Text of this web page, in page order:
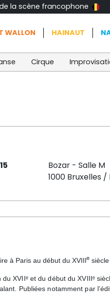
la scène francophone
WALLON HAINAUT
Cirque
Bozar - Salle M
1000 Bruxelles /
à Paris au début du XVIIIe siècle
XVIIᵉ et du début du XVIIIᵉ
Publiées notamment par